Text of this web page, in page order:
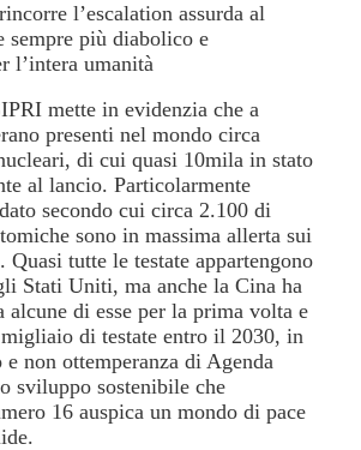
l’escalation assurda al
sempre più diabolico e
l’intera umanità
mette in evidenzia che a
presenti nel mondo circa
di cui quasi 10mila in stato
al lancio. Particolarmente
secondo cui circa 2.100 di
sono in massima allerta sui
tutte le testate appartengono
Stati Uniti, ma anche la Cina ha
alcune di esse per la prima volta e
di testate entro il 2030, in
non ottemperanza di Agenda
sviluppo sostenibile che
16 auspica un mondo di pace